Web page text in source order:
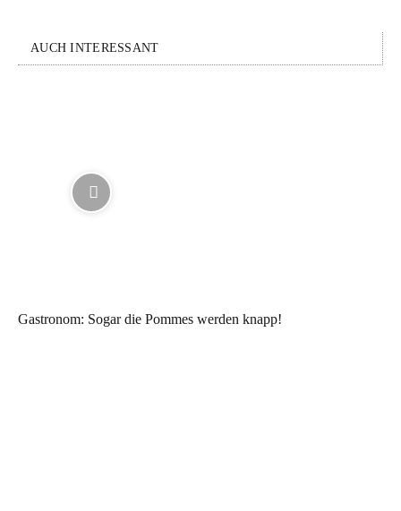
AUCH INTERESSANT
Gastronom: Sogar die Pommes werden knapp!